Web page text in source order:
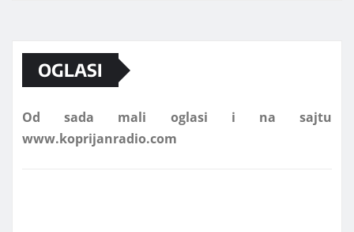
OGLASI
Od sada mali oglasi i na sajtu